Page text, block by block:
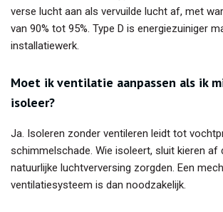
verse lucht aan als vervuilde lucht af, met
van 90% tot 95%. Type D is energiezuiniger
installatiewerk.
Moet ik ventilatie aanpassen als ik
isoleer?
Ja. Isoleren zonder ventileren leidt tot
schimmelschade. Wie isoleert, sluit kieren af
natuurlijke luchtverversing zorgden. Een
ventilatiesysteem is dan noodzakelijk.